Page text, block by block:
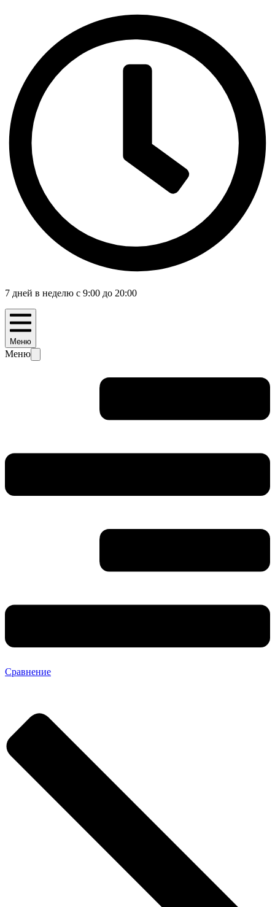
7 дней в неделю с 9:00 до 20:00
Меню
Меню
Сравнение